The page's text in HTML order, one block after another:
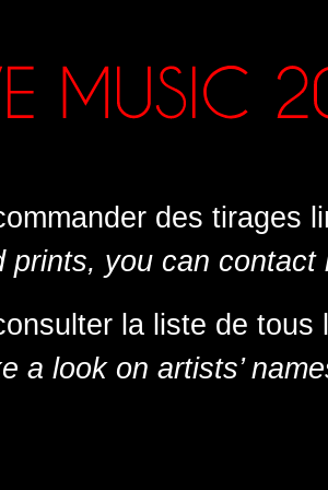
des tirages
prints, you can contact
la liste de tous
a look on artists’